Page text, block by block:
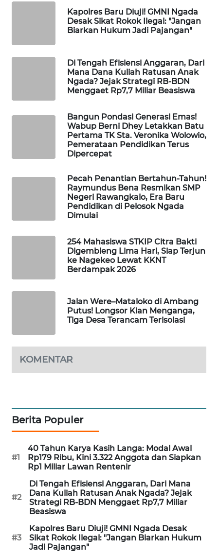
Kapolres Baru Diuji! GMNI Ngada
Desak Sikat Rokok Ilegal: "Jangan
Biarkan Hukum Jadi Pajangan"
Di Tengah Efisiensi Anggaran, Dari
Mana Dana Kuliah Ratusan Anak
Ngada? Jejak Strategi RB-BDN
Menggaet Rp7,7 Miliar Beasiswa
Bangun Pondasi Generasi Emas!
Wabup Berni Dhey Letakkan Batu
Pertama TK Sta. Veronika Wolowio,
Pemerataan Pendidikan Terus
Dipercepat
Pecah Penantian Bertahun-Tahun!
Raymundus Bena Resmikan SMP
Negeri Rawangkalo, Era Baru
Pendidikan di Pelosok Ngada
Dimulai
254 Mahasiswa STKIP Citra Bakti
Digembleng Lima Hari, Siap Terjun
ke Nagekeo Lewat KKNT
Berdampak 2026
Jalan Were–Mataloko di Ambang
Putus! Longsor Kian Menganga,
Tiga Desa Terancam Terisolasi
KOMENTAR
Berita Populer
#1
40 Tahun Karya Kasih Langa: Modal Awal
Rp179 Ribu, Kini 3.322 Anggota dan Siapkan
Rp1 Miliar Lawan Rentenir
#2
Di Tengah Efisiensi Anggaran, Dari Mana
Dana Kuliah Ratusan Anak Ngada? Jejak
Strategi RB-BDN Menggaet Rp7,7 Miliar
Beasiswa
#3
Kapolres Baru Diuji! GMNI Ngada Desak
Sikat Rokok Ilegal: "Jangan Biarkan Hukum
Jadi Pajangan"
WAHANA
DESA
WALINKI
ID
MAWAKA
MARTABAT
NET
PLN
WATCH
MKLI
LPKKI
LKKI